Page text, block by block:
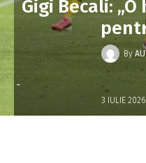
Gigi Becali:
By
-
3 IULIE 2026